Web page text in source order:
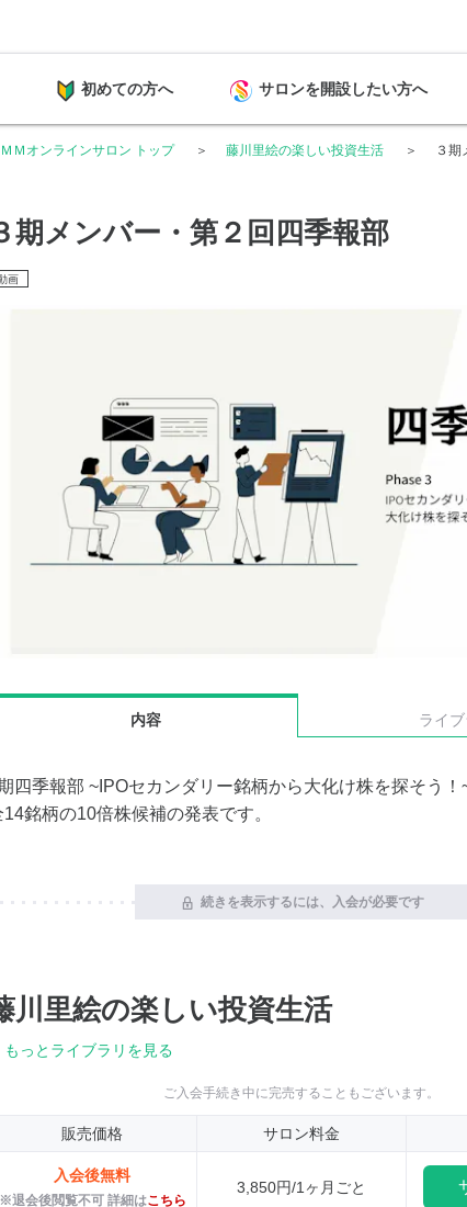
初めての方へ サロンを開設したい方へ
Ｍオンラインサロン トップ 藤川里絵の楽しい投資生活 ３期
期メンバー・第２回四季報部
画
内容 ライブ
四季報部 ~IPOセカンダリー銘柄から大化け株を探そう！
14銘柄の10倍株候補の発表です。
続きを表示するには、入会が必要です
川里絵の楽しい投資生活
もっとライブラリを見る
ご入会手続き中に完売することもございます。
販売価格 サロン料金
入会後無料
※退会後閲覧不可 詳細はこちら
3,850円/1ヶ月ごと